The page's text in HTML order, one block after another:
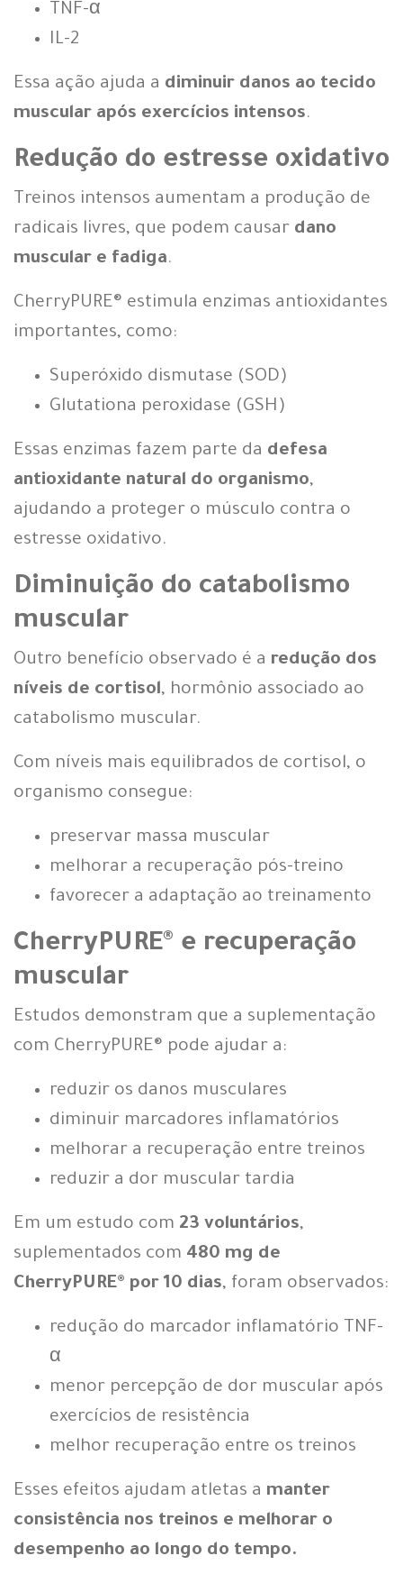
TNF-α
IL-2
Essa ação ajuda a diminuir danos ao tecido
muscular após exercícios intensos.
Redução do estresse oxidativo
Treinos intensos aumentam a produção de
radicais livres, que podem causar dano
muscular e fadiga.
CherryPURE® estimula enzimas antioxidantes
importantes, como:
Superóxido dismutase (SOD)
Glutationa peroxidase (GSH)
Essas enzimas fazem parte da defesa
antioxidante natural do organismo,
ajudando a proteger o músculo contra o
estresse oxidativo.
Diminuição do catabolismo
muscular
Outro benefício observado é a redução dos
níveis de cortisol, hormônio associado ao
catabolismo muscular.
Com níveis mais equilibrados de cortisol, o
organismo consegue:
preservar massa muscular
melhorar a recuperação pós-treino
favorecer a adaptação ao treinamento
CherryPURE® e recuperação
muscular
Estudos demonstram que a suplementação
com CherryPURE® pode ajudar a:
reduzir os danos musculares
diminuir marcadores inflamatórios
melhorar a recuperação entre treinos
reduzir a dor muscular tardia
Em um estudo com 23 voluntários,
suplementados com 480 mg de
CherryPURE® por 10 dias, foram observados:
redução do marcador inflamatório TNF-
α
menor percepção de dor muscular após
exercícios de resistência
melhor recuperação entre os treinos
Esses efeitos ajudam atletas a manter
consistência nos treinos e melhorar o
desempenho ao longo do tempo.